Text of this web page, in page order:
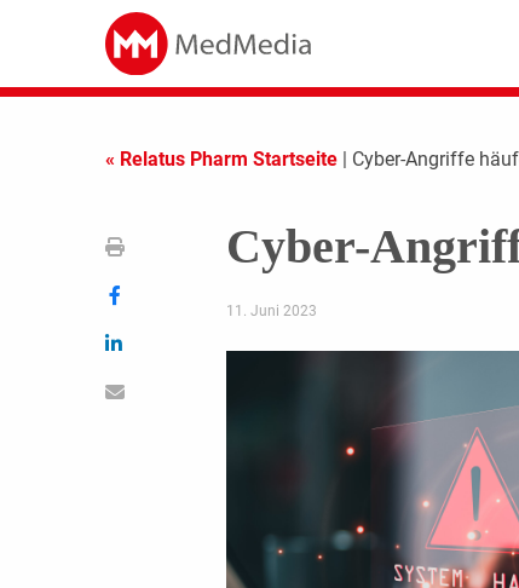
« Relatus Pharm Startseite | Cyber-Angriffe
Cyber-
11. Juni 2023